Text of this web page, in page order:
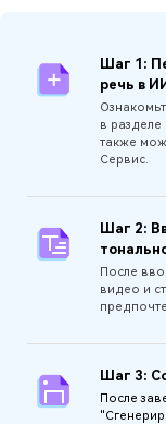
Шаг 1:
речь в
в
также
Сервис.
Шаг 2:
После
видео и
Шаг 3:
После